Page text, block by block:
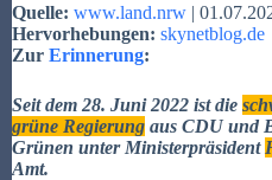
Quelle: www.land.nrw |
Hervorhebungen: skynetblog.de
Zur Erinnerung:
Seit dem 28. Juni 2022 ist die
grüne Regierung aus CDU und
Grünen unter Ministerpräsident
Amt.